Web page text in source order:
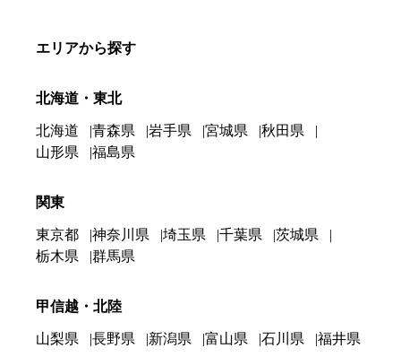
エリアから探す
北海道・東北
北海道 青森県 岩手県 宮城県
秋田県
山形県
福島県
関東
東京都 神奈川県 埼玉県 千葉県
茨城県
栃木県
群馬県
甲信越・北陸
山梨県 長野県 新潟県 富山県 石川県 福井県